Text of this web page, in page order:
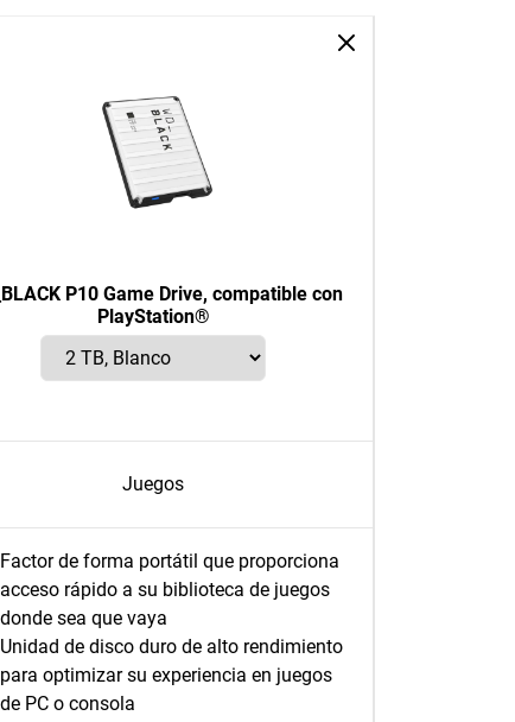
P10 Game Drive, compatible con
PlayStation®
Juegos
Factor de forma portátil que proporciona
acceso rápido a su biblioteca de juegos
donde sea que vaya
Unidad de disco duro de alto rendimiento
para optimizar su experiencia en juegos
de PC o consola